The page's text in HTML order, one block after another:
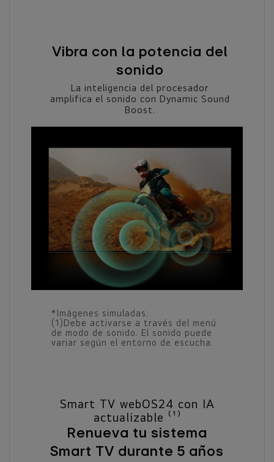
Vibra con la potencia del
sonido
La inteligencia del procesador
amplifica el sonido con Dynamic Sound
Boost.
*Imágenes simuladas.
(1)Debe activarse a través del menú
de modo de sonido. El sonido puede
variar según el entorno de escucha.
Smart TV webOS24 con IA
actualizable ⁽¹⁾
Renueva tu sistema
Smart TV durante 5 años